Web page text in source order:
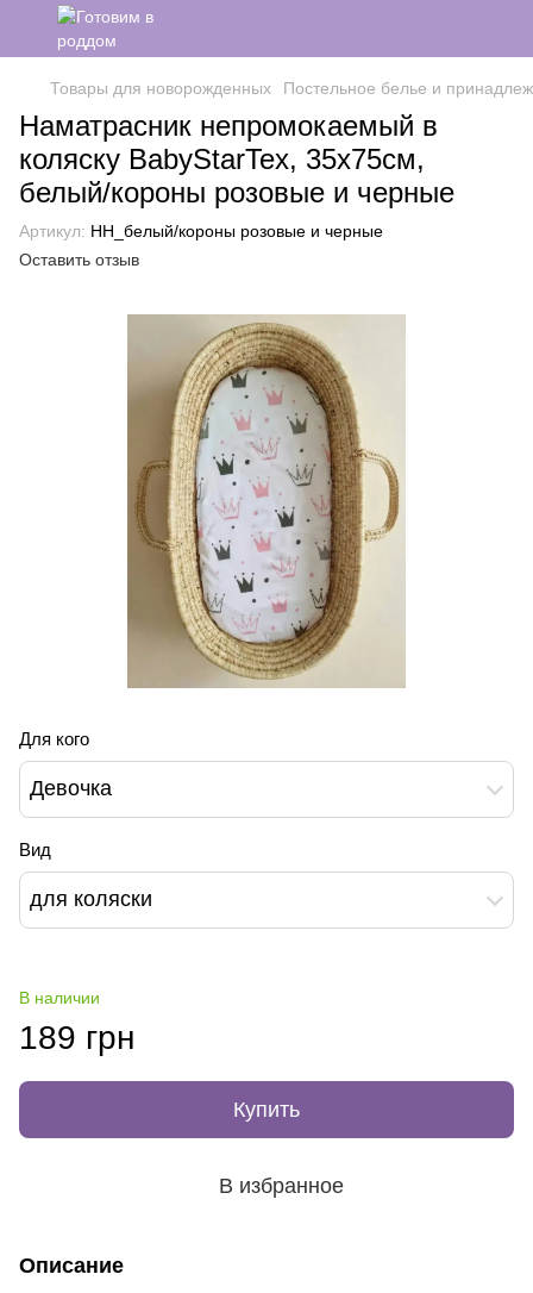
Товары для новорожденных Постельное белье и
Наматрасник непромокаемый в
коляску BabyStarTex, 35х75см,
белый/короны розовые и черные
Артикул: НН_белый/короны розовые и черные
Оставить отзыв
Для кого
Девочка
Вид
для коляски
В наличии
189 грн
Купить
В избранное
Описание